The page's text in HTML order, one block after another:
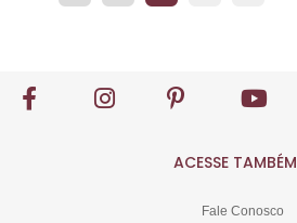
ACESSE TAMBÉM
Fale Conosco